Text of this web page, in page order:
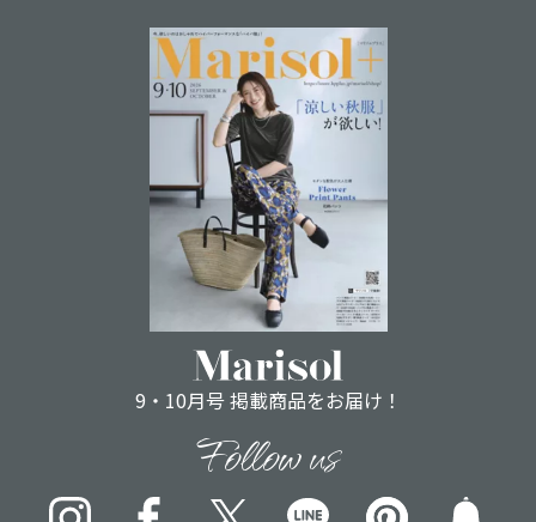
9・10月号 掲載商品をお届け！
Follow us
InstagramFacebookX LINE pinterest